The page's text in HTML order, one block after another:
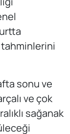
sonu ve
ve çok
sağanak